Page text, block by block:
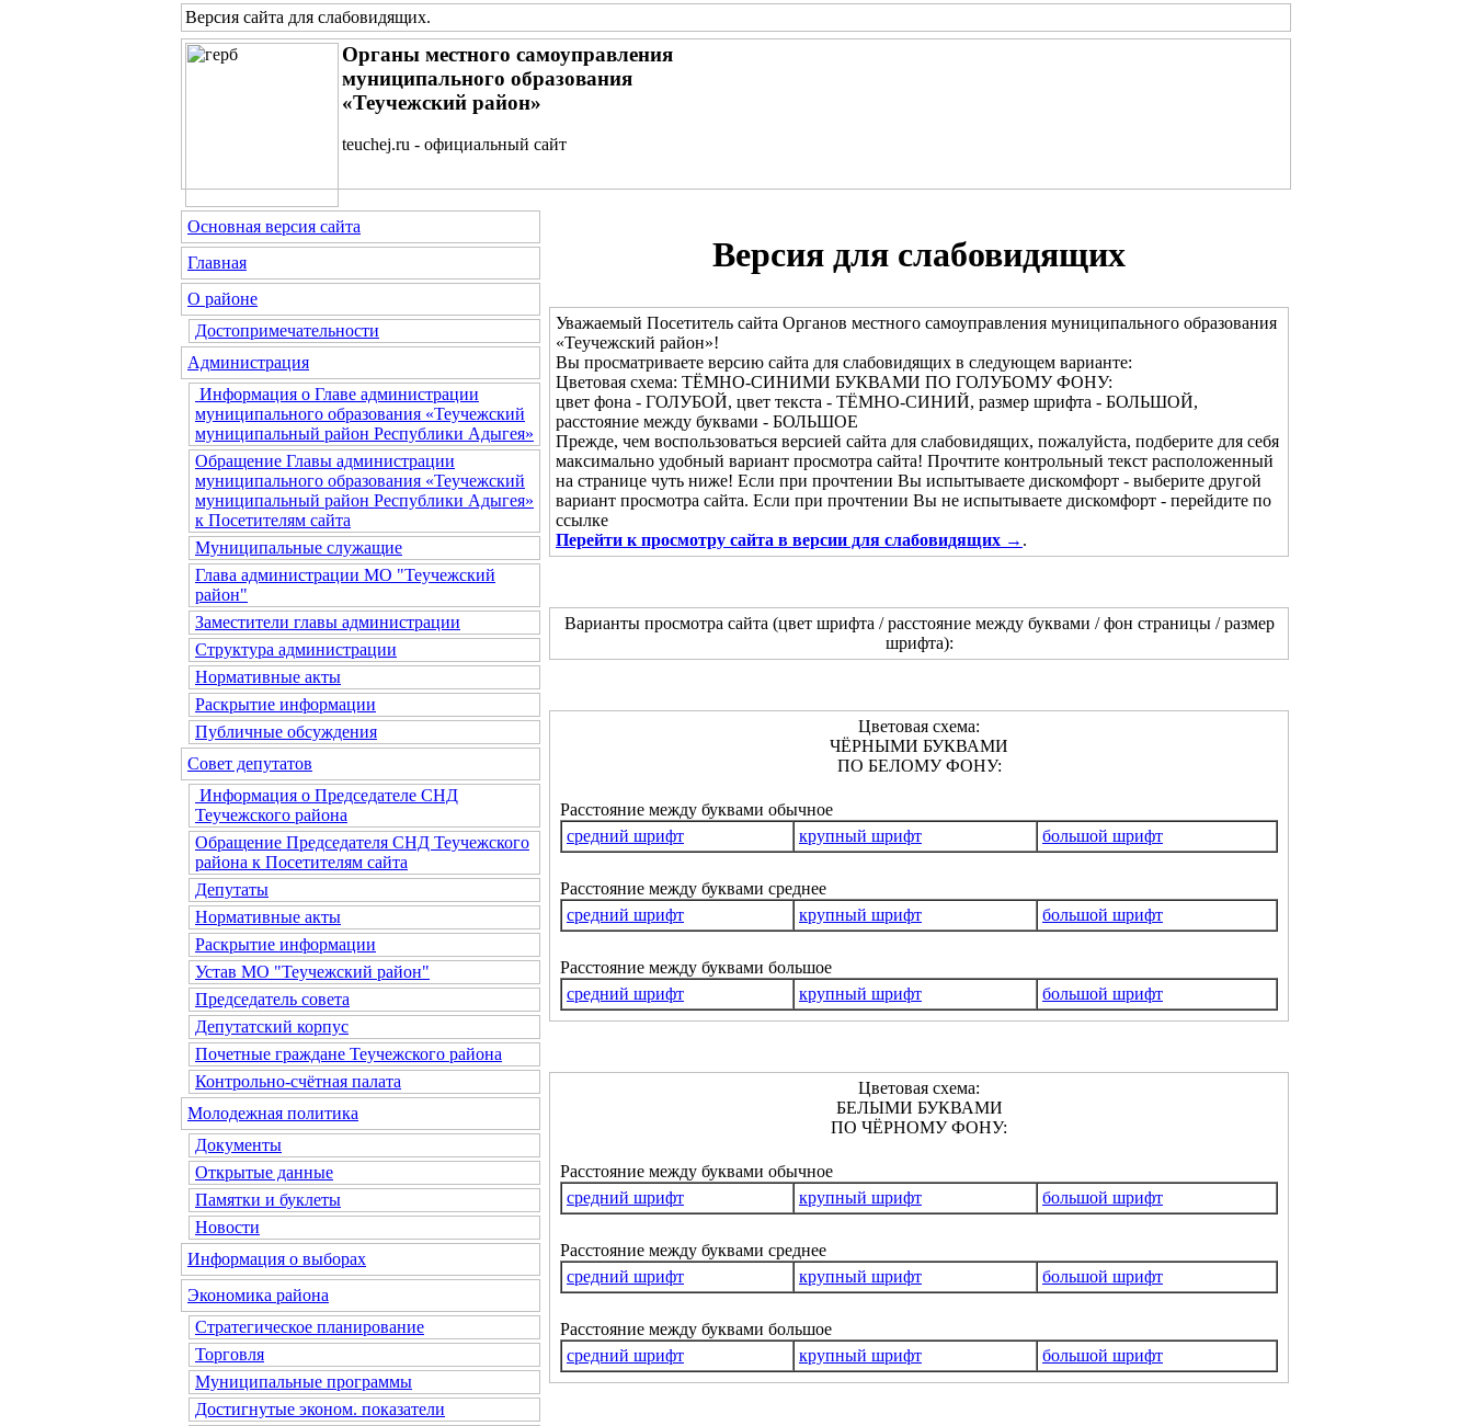
Версия сайта для слабовидящих.
Органы местного самоуправления
муниципального образования
«Теучежский район»
teuchej.ru - официальный сайт
Основная версия сайта
Главная
О районе
Достопримечательности
Администрация
Информация о Главе администрации
муниципального образования «Теучежский
муниципальный район Республики Адыгея»
Обращение Главы администрации
муниципального образования «Теучежский
муниципальный район Республики Адыгея»
к Посетителям сайта
Муниципальные служащие
Глава администрации МО "Теучежский
район"
Заместители главы администрации
Структура администрации
Нормативные акты
Раскрытие информации
Публичные обсуждения
Совет депутатов
Информация о Председателе СНД
Теучежского района
Обращение Председателя СНД Теучежского
района к Посетителям сайта
Депутаты
Нормативные акты
Раскрытие информации
Устав МО "Теучежский район"
Председатель совета
Депутатский корпус
Почетные граждане Теучежского района
Контрольно-счётная палата
Молодежная политика
Документы
Открытые данные
Памятки и буклеты
Новости
Информация о выборах
Экономика района
Стратегическое планирование
Торговля
Муниципальные программы
Достигнутые эконом. показатели
Версия для слабовидящих
Уважаемый Посетитель сайта Органов местного самоуправления муниципального образования
«Теучежский район»!
Вы просматриваете версию сайта для слабовидящих в следующем варианте:
Цветовая схема: ТЁМНО-СИНИМИ БУКВАМИ ПО ГОЛУБОМУ ФОНУ:
цвет фона - ГОЛУБОЙ, цвет текста - ТЁМНО-СИНИЙ, размер шрифта - БОЛЬШОЙ,
расстояние между буквами - БОЛЬШОЕ
Прежде, чем воспользоваться версией сайта для слабовидящих, пожалуйста, подберите для себя
максимально удобный вариант просмотра сайта! Прочтите контрольный текст расположенный
на странице чуть ниже! Если при прочтении Вы испытываете дискомфорт - выберите другой
вариант просмотра сайта. Если при прочтении Вы не испытываете дискомфорт - перейдите по
ссылке
Перейти к просмотру сайта в версии для слабовидящих → .
Варианты просмотра сайта (цвет шрифта / расстояние между буквами / фон страницы / размер
шрифта):
Цветовая схема:
ЧЁРНЫМИ БУКВАМИ
ПО БЕЛОМУ ФОНУ:
Расстояние между буквами обычное
средний шрифт
крупный шрифт большой шрифт
Расстояние между буквами среднее
средний шрифт
крупный шрифт большой шрифт
Расстояние между буквами большое
средний шрифт
крупный шрифт большой шрифт
Цветовая схема:
БЕЛЫМИ БУКВАМИ
ПО ЧЁРНОМУ ФОНУ:
Расстояние между буквами обычное
средний шрифт
крупный шрифт большой шрифт
Расстояние между буквами среднее
средний шрифт
крупный шрифт большой шрифт
Расстояние между буквами большое
средний шрифт
крупный шрифт большой шрифт